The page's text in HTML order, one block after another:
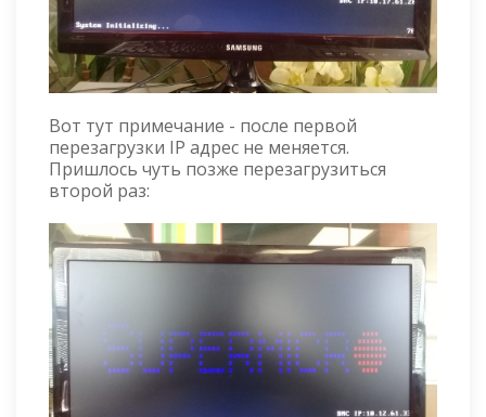
Вот тут примечание - после первой
перезагрузки IP адрес не меняется.
Пришлось чуть позже перезагрузиться
второй раз: